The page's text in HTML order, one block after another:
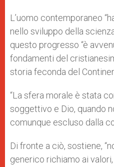
L’uomo contemporaneo
nello sviluppo della
questo progresso “è
fondamenti del
storia feconda del
“La sfera morale è stata
soggettivo e Dio, quando
comunque escluso dalla
Di fronte a ciò, sostiene,
generico richiamo ai